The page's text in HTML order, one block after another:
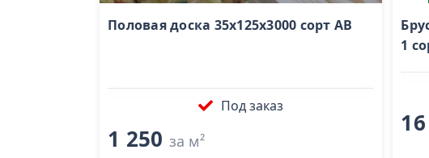
Половая доска 35х125х3000 сорт AB
Под заказ
1 250 за м²
1